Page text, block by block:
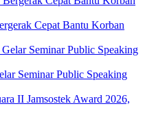
Cepat Bantu Korban
Seminar Public Speaking